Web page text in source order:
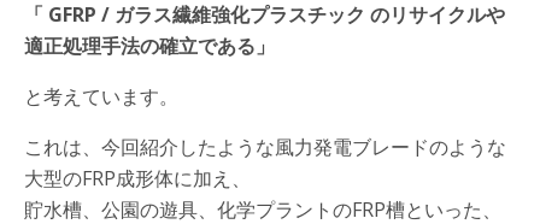
「 GFRP / ガラス繊維強化プラスチック のリサイクルや
適正処理手法の確立である」
と考えています。
これは、今回紹介したような風力発電ブレードのような
大型のFRP成形体に加え、
貯水槽、公園の遊具、化学プラントのFRP槽といった、